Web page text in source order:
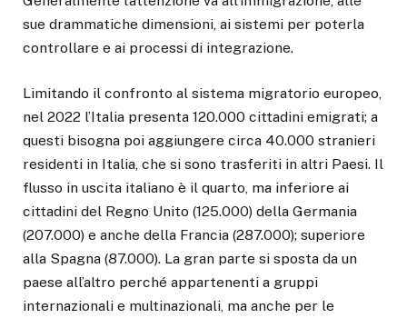
sue drammatiche dimensioni, ai sistemi per poterla
controllare e ai processi di integrazione.
Limitando il confronto al sistema migratorio europeo,
nel 2022 l’Italia presenta 120.000 cittadini emigrati; a
questi bisogna poi aggiungere circa 40.000 stranieri
residenti in Italia, che si sono trasferiti in altri Paesi. Il
flusso in uscita italiano è il quarto, ma inferiore ai
cittadini del Regno Unito (125.000) della Germania
(207.000) e anche della Francia (287.000); superiore
alla Spagna (87.000). La gran parte si sposta da un
paese all’altro perché appartenenti a gruppi
internazionali e multinazionali, ma anche per le